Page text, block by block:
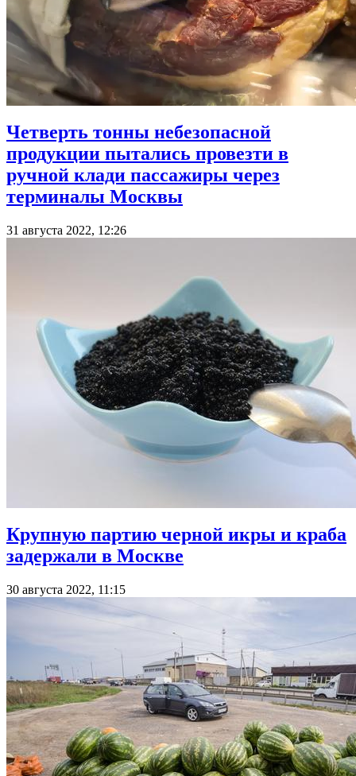
Четверть тонны небезопасной
продукции пытались провезти в
ручной клади пассажиры через
терминалы Москвы
31 августа 2022, 12:26
Крупную партию черной икры и краба
задержали в Москве
30 августа 2022, 11:15